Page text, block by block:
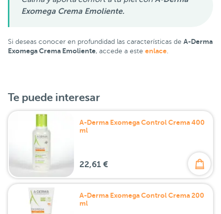
Exomega Crema Emoliente.
Si deseas conocer en profundidad las características de A-Derma
Exomega Crema Emoliente, accede a este enlace
Te puede interesar
A-Derma Exomega Control Crema 400
ml
22,61 €
A-Derma Exomega Control Crema 200
ml